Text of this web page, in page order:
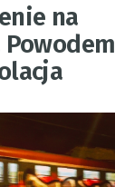
na
Powodem